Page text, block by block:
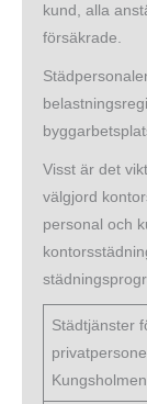
kund, alla
försäkrade.
Visst är det
välgjord
personal och
Städtjänster
Kungsholmen